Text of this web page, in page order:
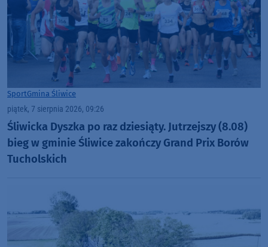
SportGmina Śliwice
piątek, 7 sierpnia 2026, 09:26
Śliwicka Dyszka po raz dziesiąty. Jutrzejszy (8.08)
bieg w gminie Śliwice zakończy Grand Prix Borów
Tucholskich